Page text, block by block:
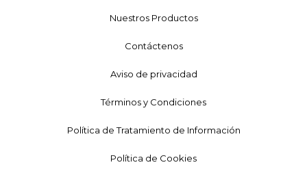
Nuestros Productos
Contáctenos
Aviso de privacidad
Términos y Condiciones
Política de Tratamiento de Información
Política de Cookies